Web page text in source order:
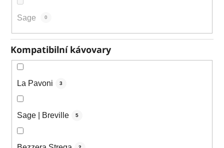
Sage 0
Kompatibilní kávovary
La Pavoni 3
Sage | Breville 5